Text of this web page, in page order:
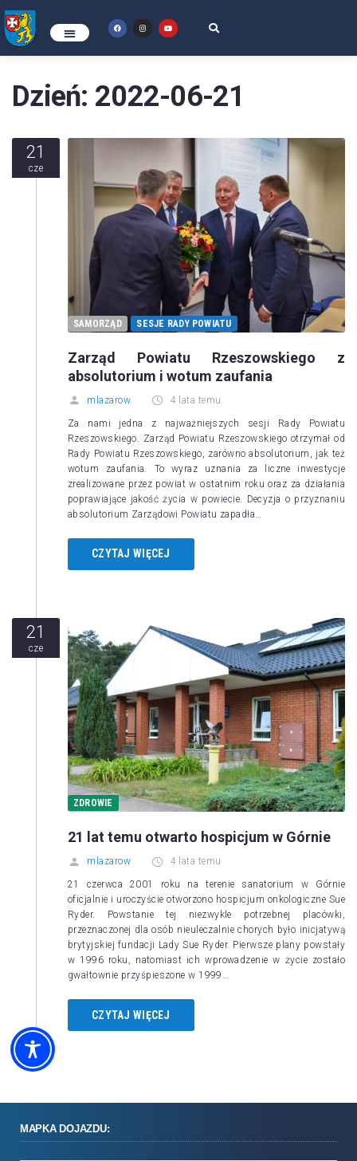
Dzień: 2022-06-21
21
cze
SAMORZĄD SESJE RADY POWIATU
Zarząd Powiatu Rzeszowskiego z
absolutorium i wotum zaufania
mlazarow 4 lata temu
Za nami jedna z najważniejszych sesji Rady Powiatu
Rzeszowskiego. Zarząd Powiatu Rzeszowskiego otrzymał od
Rady Powiatu Rzeszowskiego, zarówno absolutorium, jak też
wotum zaufania. To wyraz uznania za liczne inwestycje
zrealizowane przez powiat w ostatnim roku oraz za działania
poprawiające jakość życia w powiecie. Decyzja o przyznaniu
absolutorium Zarządowi Powiatu zapadła…
CZYTAJ WIĘCEJ
21
cze
ZDROWIE
21 lat temu otwarto hospicjum w Górnie
mlazarow 4 lata temu
21 czerwca 2001 roku na terenie sanatorium w Górnie
oficjalnie i uroczyście otworzono hospicjum onkologiczne Sue
Ryder. Powstanie tej niezwykle potrzebnej placówki,
przeznaczonej dla osób nieuleczalnie chorych było inicjatywą
brytyjskiej fundacji Lady Sue Ryder. Pierwsze plany powstały
w 1996 roku, natomiast ich wprowadzenie w życie zostało
gwałtownie przyśpieszone w 1999…
CZYTAJ WIĘCEJ
MAPKA DOJAZDU: